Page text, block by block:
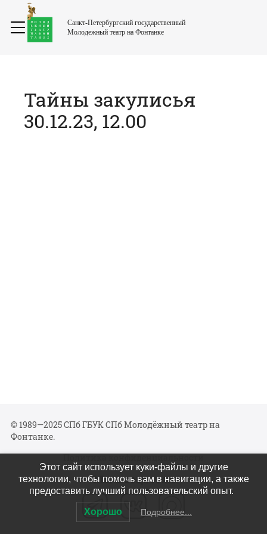
Санкт-Петербургский государственный
Молодежный театр на Фонтанке
Тайны закулисья
30.12.23, 12.00
© 1989—2025 СПб ГБУК СПб Молодёжный театр на
Фонтанке.
Политика конфиденциальности
Мы в соцсетях
Этот сайт использует куки-файлы и другие
технологии, чтобы помочь вам в навигации, а также
предоставить лучший пользовательский опыт.
Хорошо Подробнее...